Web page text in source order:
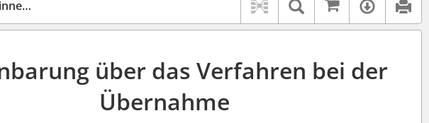
über das Verfahren bei der
Übernahme